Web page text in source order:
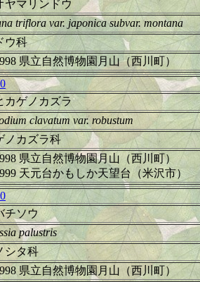
ヤマリンドウ
triflora var. japonica subvar. montana
ウ科
県立自然博物園月山（西川町）
カゲノカズラ
clavatum var. robustum
ノカズラ科
県立自然博物園月山（西川町）
天元台かもしか天望台（米沢市）
チソウ
palustris
シタ科
県立自然博物園月山（西川町）